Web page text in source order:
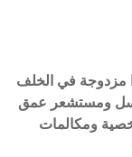
مزدوجة في الخلف
أساسي بدقة 13 ميجابكسل ومستشعر عمق
ومكالمات